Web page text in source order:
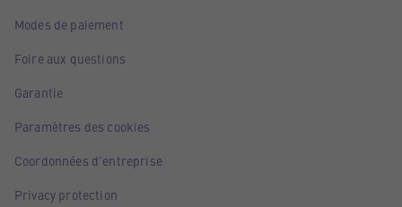
Modes de paiement
Foire aux questions
Garantie
Paramètres des cookies
Coordonnées d'entreprise
Privacy protection